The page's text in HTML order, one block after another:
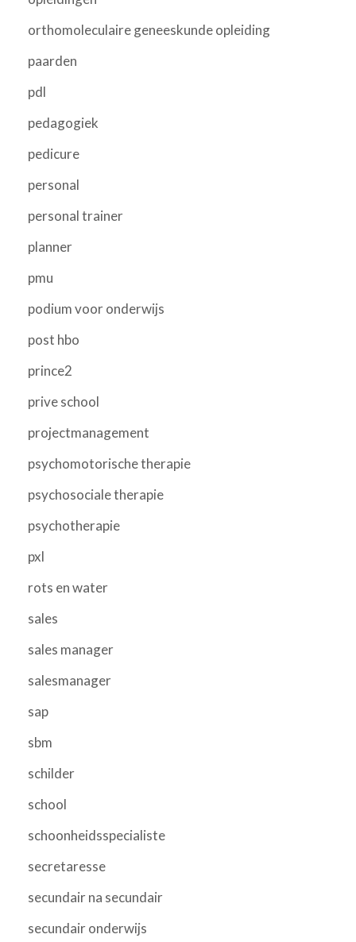
orthomoleculaire geneeskunde opleiding
paarden
pdl
pedagogiek
pedicure
personal
personal trainer
planner
pmu
podium voor onderwijs
post hbo
prince2
prive school
projectmanagement
psychomotorische therapie
psychosociale therapie
psychotherapie
pxl
rots en water
sales
sales manager
salesmanager
sap
sbm
schilder
school
schoonheidsspecialiste
secretaresse
secundair na secundair
secundair onderwijs